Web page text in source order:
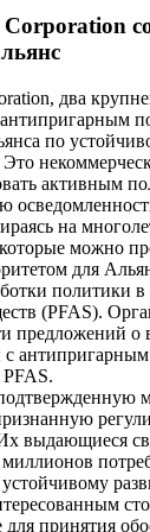
два
по
активным
на
можно
для
политики
(PFAS).
предложений о
PFAS.
выдающиеся
принятия